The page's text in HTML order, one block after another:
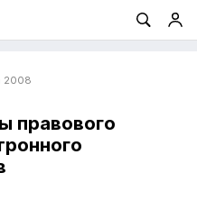
2008
правового